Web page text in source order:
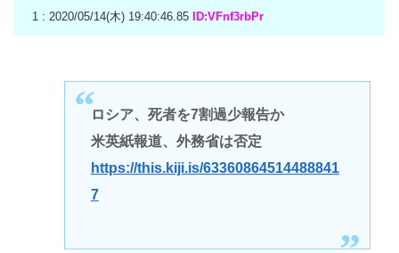
1 : 2020/05/14(木) 19:40:46.85 ID:VFnf3rbPr
ロシア、死者を7割過少報告か
米英紙報道、外務省は否定
https://this.kiji.is/63360864514488841
7